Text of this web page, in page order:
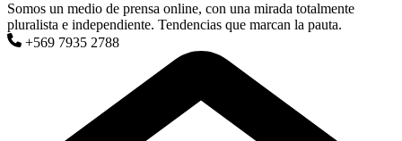
Somos un medio de prensa online, con una mirada totalmente
pluralista e independiente. Tendencias que marcan la pauta.
+569 7935 2788